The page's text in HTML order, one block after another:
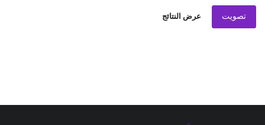
تصويت عرض النتائج